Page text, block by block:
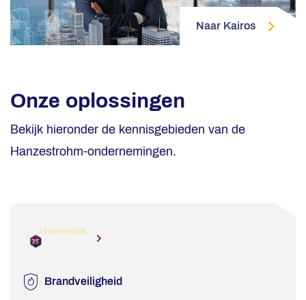
Naar Kairos
Onze oplossingen
Bekijk hieronder de kennisgebieden van de
Hanzestrohm-ondernemingen.
Brandveiligheid